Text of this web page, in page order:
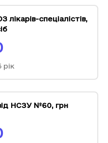
спеціалістів,
рік
НСЗУ №60, грн